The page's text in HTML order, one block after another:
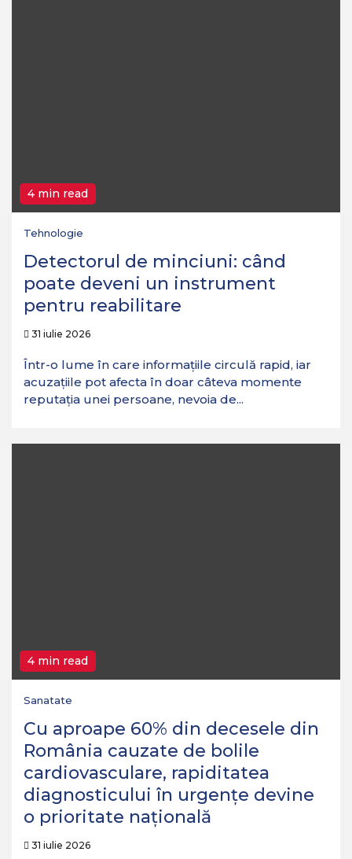
4 min read
Tehnologie
Detectorul de minciuni: când
poate deveni un instrument
pentru reabilitare
31 iulie 2026
Într-o lume în care informațiile circulă rapid, iar
acuzațiile pot afecta în doar câteva momente
reputația unei persoane, nevoia de...
4 min read
Sanatate
Cu aproape 60% din decesele din
România cauzate de bolile
cardiovasculare, rapiditatea
diagnosticului în urgențe devine
o prioritate națională
31 iulie 2026